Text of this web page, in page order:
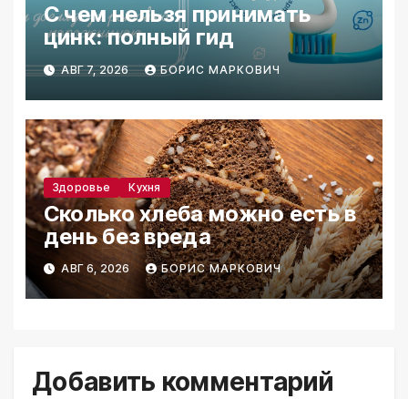
С чем нельзя принимать
цинк: полный гид
АВГ 7, 2026 БОРИС МАРКОВИЧ
Здоровье Кухня
Сколько хлеба можно есть в
день без вреда
АВГ 6, 2026 БОРИС МАРКОВИЧ
Добавить комментарий